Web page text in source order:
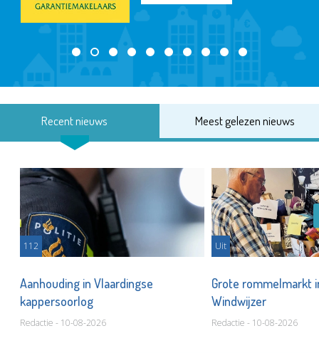
Recent nieuws Meest gelezen nieuws
112
Aanhouding in Vlaardingse
kappersoorlog
Redactie - 10-08-2026
Uit
Grote rommelmarkt
Windwijzer
Redactie - 10-08-2026